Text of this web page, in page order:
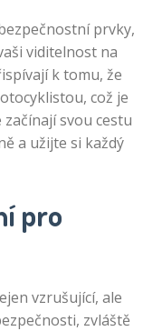
prvky,
viditelnost na
k tomu, že
což je
svou cestu
a užijte si každý
pro
vzrušující, ale
zvláště